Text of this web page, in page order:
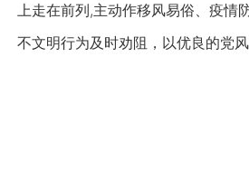
上走在前列,主动作移风易俗、疫情
不文明行为及时劝阻，以优良的党